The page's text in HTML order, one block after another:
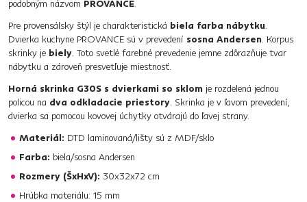
podobným názvom PROVANCE.
Pre provensálsky štýl je charakteristická biela farba nábytku.
Dvierka kuchyne PROVANCE sú v prevedení sosna Andersen. Korpus
skrinky je biely. Toto svetlé farebné prevedenie jemne zdôrazňuje tvar
nábytku a zároveň presvetľuje miestnosť.
Horná skrinka G30S s dvierkami so sklom je rozdelená jednou
policou na dva odkladacie priestory. Skrinka je v ľavom prevedení,
dvierka sa pomocou kovovej úchytky otvárajú do ľavej strany.
Materiál: DTD laminovaná/lišty sú z MDF/sklo
Farba: biela/sosna Andersen
Rozmery (ŠxHxV): 30x32x72 cm
Hrúbka materiálu: 15 mm